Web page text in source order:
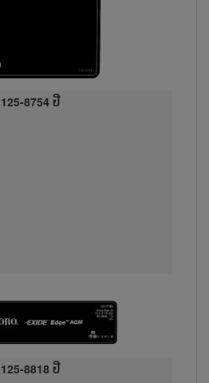
125-8754 ປີ
125-8818 ປີ